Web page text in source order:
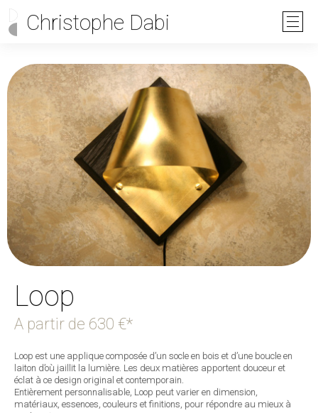
Christophe Dabi
Loop
A partir de 630 €*
Loop est une applique composée d’un socle en bois et d’une boucle en
laiton d’où jaillit la lumière. Les deux matières apportent douceur et
éclat à ce design original et contemporain.
Entièrement personnalisable, Loop peut varier en dimension,
matériaux, essences, couleurs et finitions, pour répondre au mieux à